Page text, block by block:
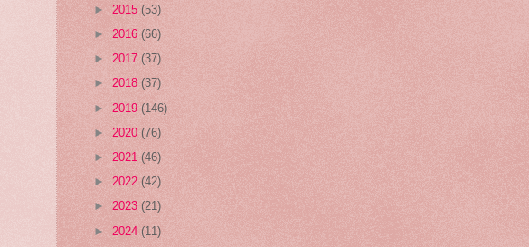
► 2015 (53)
► 2016 (66)
► 2017 (37)
► 2018 (37)
► 2019 (146)
► 2020 (76)
► 2021 (46)
► 2022 (42)
► 2023 (21)
► 2024 (11)